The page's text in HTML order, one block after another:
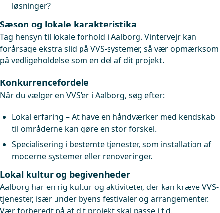
løsninger?
Sæson og lokale karakteristika
Tag hensyn til lokale forhold i Aalborg. Vintervejr kan
forårsage ekstra slid på VVS-systemer, så vær opmærksom
på vedligeholdelse som en del af dit projekt.
Konkurrencefordele
Når du vælger en VVS’er i Aalborg, søg efter:
Lokal erfaring – At have en håndværker med kendskab
til områderne kan gøre en stor forskel.
Specialisering i bestemte tjenester, som installation af
moderne systemer eller renoveringer.
Lokal kultur og begivenheder
Aalborg har en rig kultur og aktiviteter, der kan kræve VVS-
tjenester, især under byens festivaler og arrangementer.
Vær forberedt på at dit projekt skal passe i tid.